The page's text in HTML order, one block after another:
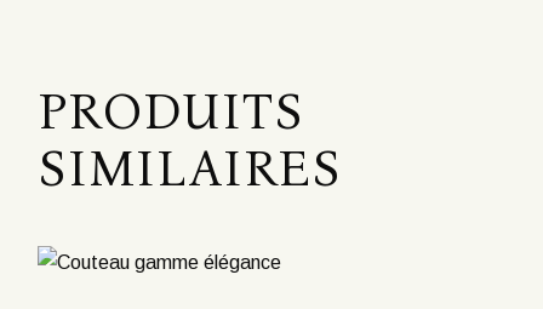
PRODUITS
SIMILAIRES